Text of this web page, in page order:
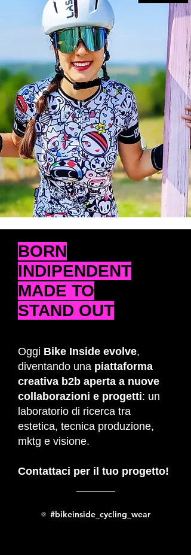
BORN
INDIPENDENT
MADE TO
STAND OUT
Oggi Bike Inside evolve,
diventando una piattaforma
creativa b2b aperta a nuove
collaborazioni e progetti: un
laboratorio di ricerca tra
estetica, tecnica produzione,
mktg e visione.
Contattaci per il tuo progetto!
#bikeinside_cycling_wear